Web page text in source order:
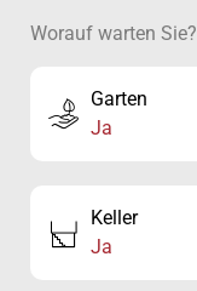
Worauf warten Sie?
Garten
Ja
Keller
Ja